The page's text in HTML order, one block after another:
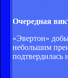
Очередная
«Эвертон»
небольшим
подтвердилась